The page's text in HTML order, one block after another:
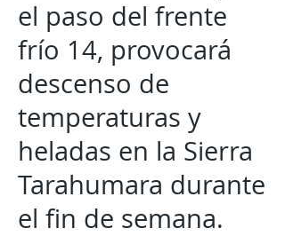
el paso del frente
frío 14, provocará
descenso de
temperaturas y
heladas en la Sierra
Tarahumara durante
el fin de semana.